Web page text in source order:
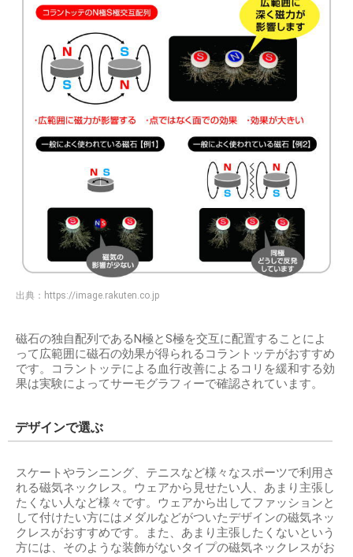
出典： https://image.rakuten.co.jp
磁石の独自配列であるN極とS極を交互に配置することによ
って広範囲に磁石の効果が得られるコラントッテがおすすめ
です。コラントッテによる血行改善によるコリを緩和する効
果は実験によってサーモグラフィーで確認されています。
デザインで選ぶ
スケートやランニング、テニスなど様々なスポーツで利用さ
れる磁気ネックレス。ウェアから見せたい人、あまり主張し
たくない人など様々です。ウェアから出してファッションと
して付けたい方にはメダルなどがついたデザインの磁気ネッ
クレスがおすすめです。また、あまり主張したくないという
方には、そのような装飾がないタイプの磁気ネックレスがお